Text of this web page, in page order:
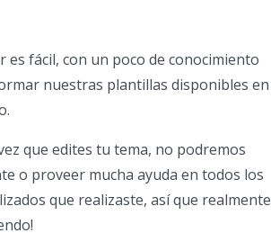
es fácil, con un poco de conocimiento
nuestras plantillas disponibles en
que edites tu tema, no podremos
o proveer mucha ayuda en todos los
que realizaste, así que realmente